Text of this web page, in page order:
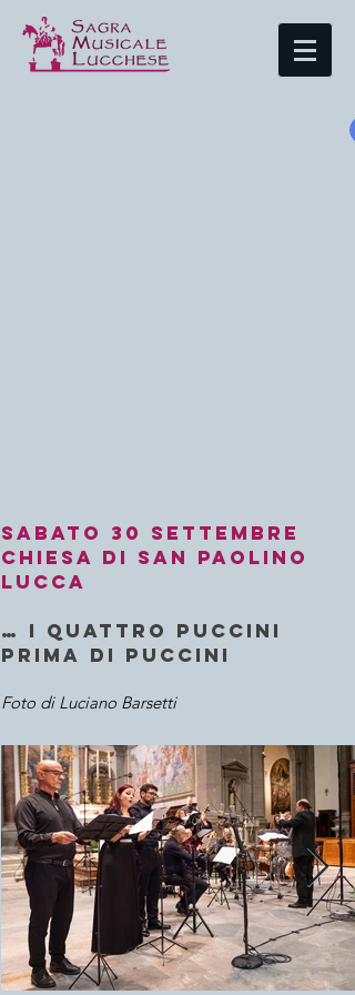
Sabato 30 settembre
Chiesa di San Paolino
Lucca
… i quattro Puccini
prima di Puccini
Foto di Luciano Barsetti